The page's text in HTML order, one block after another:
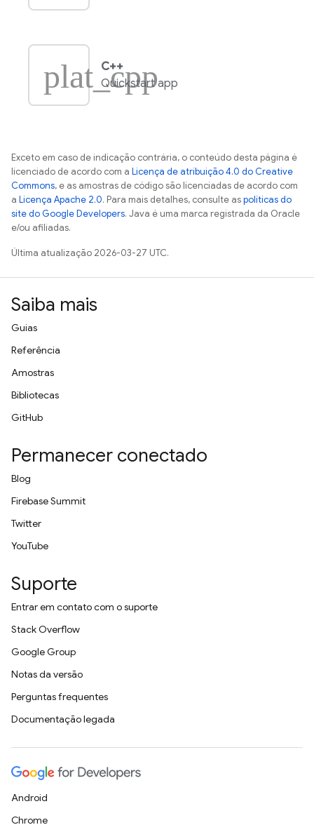
plat_cpp
C++
Quickstart app
Exceto em caso de indicação contrária, o conteúdo desta página é
licenciado de acordo com a Licença de atribuição 4.0 do Creative
Commons, e as amostras de código são licenciadas de acordo com
a Licença Apache 2.0. Para mais detalhes, consulte aspolíticas do
site do Google Developers. Java é uma marca registrada da Oracle
e/ou afiliadas.
Última atualização 2026-03-27 UTC.
Saiba mais
Guias
Referência
Amostras
Bibliotecas
GitHub
Permanecer conectado
Blog
Firebase Summit
Twitter
YouTube
Suporte
Entrar em contato com o suporte
Stack Overflow
Google Group
Notas da versão
Perguntas frequentes
Documentação legada
Android
Chrome